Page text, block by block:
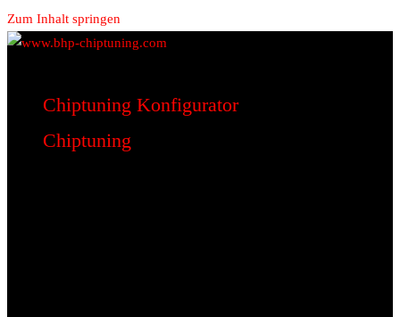
Zum Inhalt springen
www.bhp-chiptuning.com
BHP Motorsport
Chiptuning Konfigurator
Chiptuning